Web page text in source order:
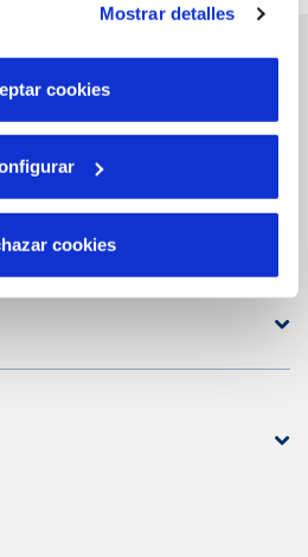
que el sitio web funcione y que
Puedes consultar
Política de Cookies
Mostrar detalles
cookies
cookies